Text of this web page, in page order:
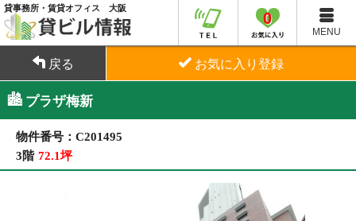
貸事務所・賃貸オフィス 大阪
MENU
0
戻る お気に入り登録
プラザ梅新
物件番号：C201495
3階 72.1坪